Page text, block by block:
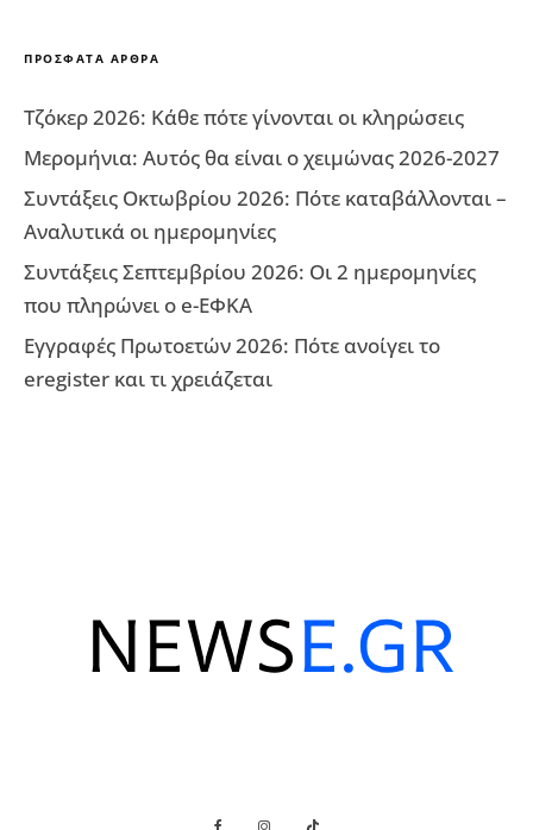
ΠΡΌΣΦΑΤΑ ΆΡΘΡΑ
Τζόκερ 2026: Κάθε πότε γίνονται οι κληρώσεις
Μερομήνια: Αυτός θα είναι ο χειμώνας 2026-2027
Συντάξεις Οκτωβρίου 2026: Πότε καταβάλλονται –
Αναλυτικά οι ημερομηνίες
Συντάξεις Σεπτεμβρίου 2026: Οι 2 ημερομηνίες
που πληρώνει ο e-ΕΦΚΑ
Εγγραφές Πρωτοετών 2026: Πότε ανοίγει το
eregister και τι χρειάζεται